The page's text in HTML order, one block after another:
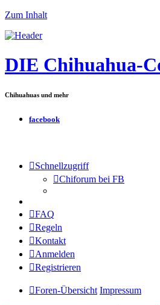
Zum Inhalt
DIE Chihuahua-
Chihuahuas und mehr
facebook
Schnellzugriff
Chiforum bei FB
FAQ
Regeln
Kontakt
Anmelden
Registrieren
Foren-Übersicht Impressum